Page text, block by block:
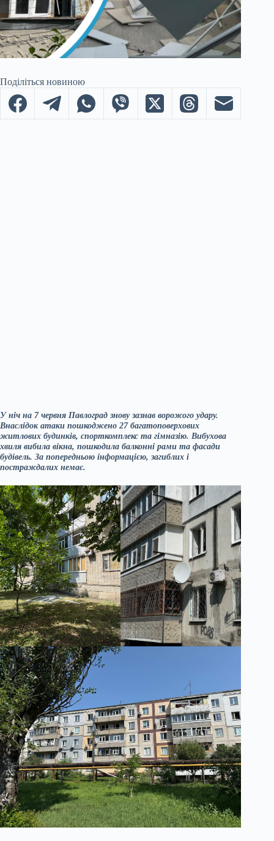
Поділіться новиною
У ніч на 7 червня Павлоград знову зазнав ворожого удару.
Внаслідок атаки пошкоджено 27 багатоповерхових
житлових будинків, спорткомплекс та гімназію. Вибухова
хвиля вибила вікна, пошкодила балконні рами та фасади
будівель. За попередньою інформацією, загиблих і
постраждалих немає.